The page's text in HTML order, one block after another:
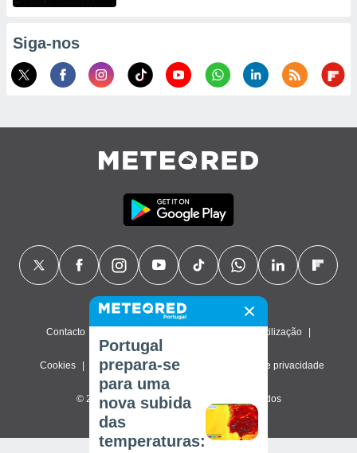
Siga-nos
Contacto Termos de utilização
Cookies Política de privacidade Definições de privacidade
© 2026 Meteored. Todos os direitos reservados
Portugal
prepara-se
para uma
nova subida
das
temperaturas: